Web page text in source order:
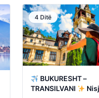
4 Ditë
BUKURESHT –
TRANSILVANI